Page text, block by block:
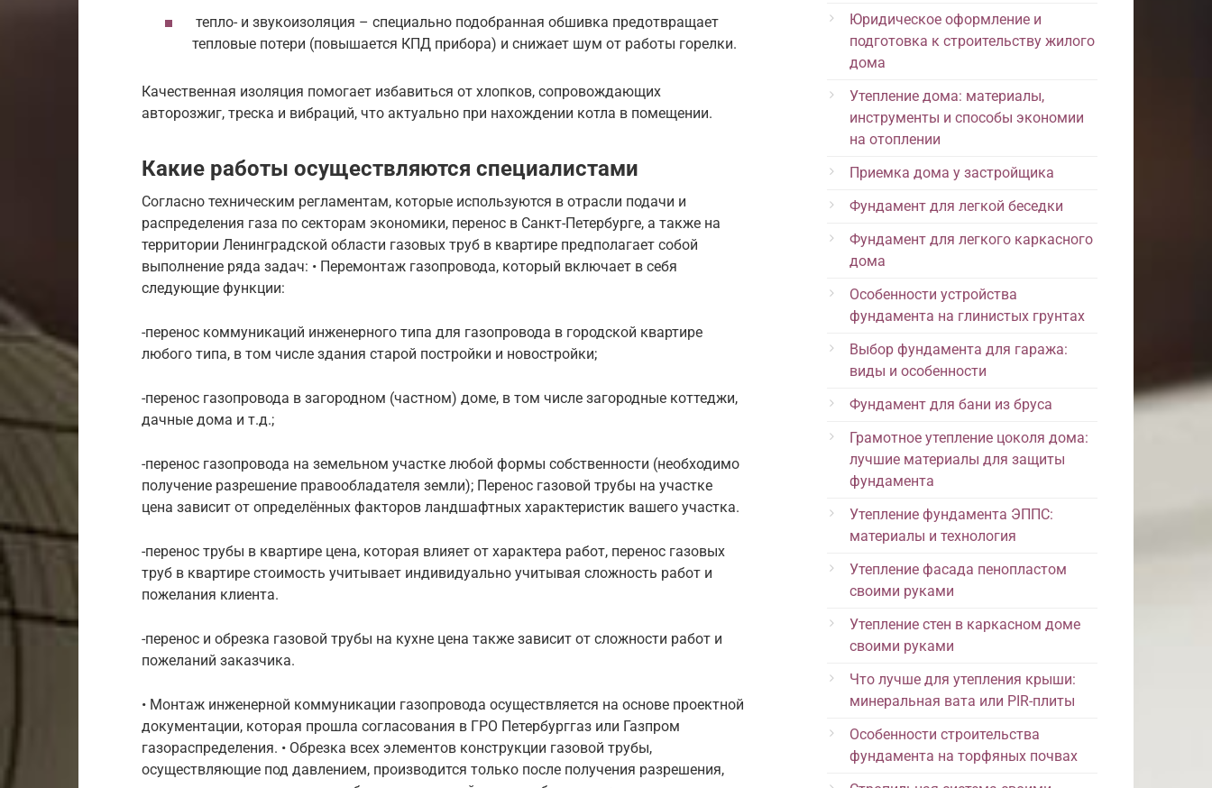
тепло- и звукоизоляция – специально подобранная обшивка предотвращает
тепловые потери (повышается КПД прибора) и снижает шум от работы горелки.
Качественная изоляция помогает избавиться от хлопков, сопровождающих
авторозжиг, треска и вибраций, что актуально при нахождении котла в помещении.
Какие работы осуществляются специалистами
Согласно техническим регламентам, которые используются в отрасли подачи и
распределения газа по секторам экономики, перенос в Санкт-Петербурге, а также на
территории Ленинградской области газовых труб в квартире предполагает собой
выполнение ряда задач: • Перемонтаж газопровода, который включает в себя
следующие функции:
-перенос коммуникаций инженерного типа для газопровода в городской квартире
любого типа, в том числе здания старой постройки и новостройки;
-перенос газопровода в загородном (частном) доме, в том числе загородные коттеджи,
дачные дома и т.д.;
-перенос газопровода на земельном участке любой формы собственности (необходимо
получение разрешение правообладателя земли); Перенос газовой трубы на участке
цена зависит от определённых факторов ландшафтных характеристик вашего участка.
-перенос трубы в квартире цена, которая влияет от характера работ, перенос газовых
труб в квартире стоимость учитывает индивидуально учитывая сложность работ и
пожелания клиента.
-перенос и обрезка газовой трубы на кухне цена также зависит от сложности работ и
пожеланий заказчика.
• Монтаж инженерной коммуникации газопровода осуществляется на основе проектной
документации, которая прошла согласования в ГРО Петербурггаз или Газпром
газораспределения. • Обрезка всех элементов конструкции газовой трубы,
осуществляющие под давлением, производится только после получения разрешения,
Юридическое оформление и
подготовка к строительству жилого
дома
Утепление дома: материалы,
инструменты и способы экономии
на отоплении
Приемка дома у застройщика
Фундамент для легкой беседки
Фундамент для легкого каркасного
дома
Особенности устройства
фундамента на глинистых грунтах
Выбор фундамента для гаража:
виды и особенности
Фундамент для бани из бруса
Грамотное утепление цоколя дома:
лучшие материалы для защиты
фундамента
Утепление фундамента ЭППС:
материалы и технология
Утепление фасада пенопластом
своими руками
Утепление стен в каркасном доме
своими руками
Что лучше для утепления крыши:
минеральная вата или PIR-плиты
Особенности строительства
фундамента на торфяных почвах